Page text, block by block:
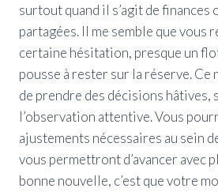
surtout quand il s’agit de finances
partagées. Il me semble que vous
certaine hésitation, presque un
pousse à rester sur la réserve. Ce
de prendre des décisions hâtives,
l’observation attentive. Vous
ajustements nécessaires au sein
vous permettront d’avancer avec
bonne nouvelle, c’est que votre